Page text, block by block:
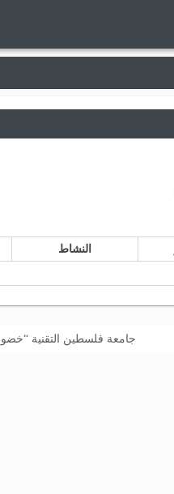
النشاط
جامعة فلسطين التقنية “خضوري” |طولكرم –